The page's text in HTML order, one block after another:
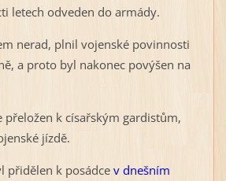
letech odveden do armády.
nerad, plnil vojenské povinnosti
a proto byl nakonec povýšen na
k císařským gardistům,
jízdě.
přidělen k posádce v dnešním